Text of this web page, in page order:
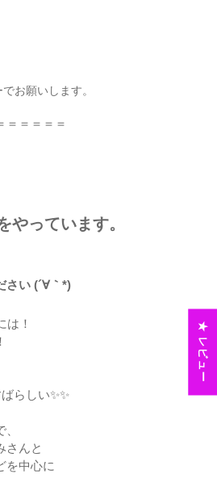
お願いします。
＝＝＝＝＝
やっています。
さい (´∀｀*)
は！
らしい✨✨
さんと
を中心に
★ レビュー